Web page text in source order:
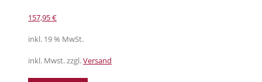
157,95€
inkl. 19 % MwSt.
inkl. Mwst. zzgl.Versand